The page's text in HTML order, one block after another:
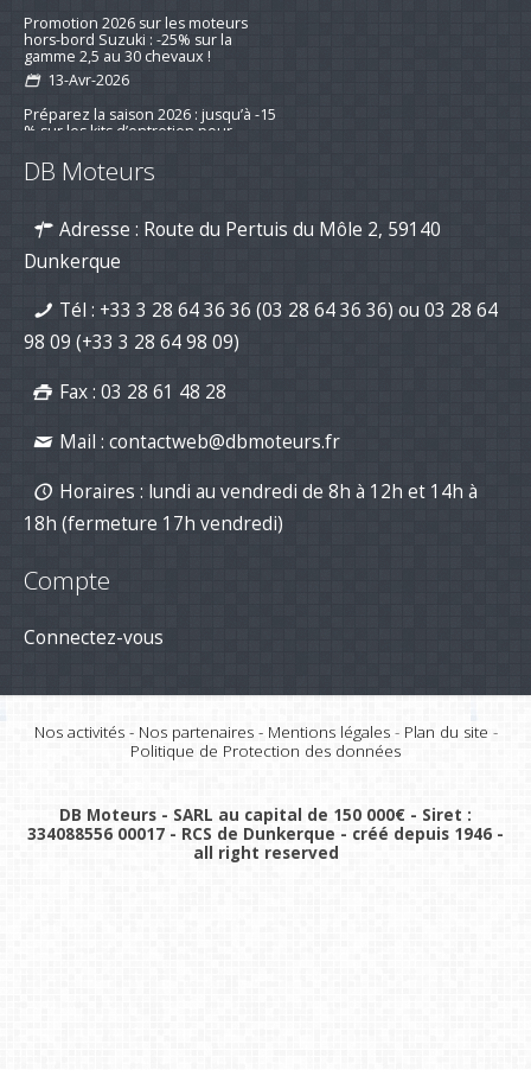
Promotion 2026 sur les moteurs
hors-bord Suzuki : -25% sur la
gamme 2,5 au 30 chevaux !
13-Avr-2026
moteurs de bateau
Nouvelle série "Stealth Line" chez
maintenant avec DB Moteurs !
DB Moteurs vous souhaite une
excellente année 2026, pleine de
projets motorisés !
DB Moteurs
Adresse : Route du Pertuis du Môle 2, 59140
Dunkerque
Tél : +33 3 28 64 36 36 (03 28 64 36 36) ou 03 28 64
98 09 (+33 3 28 64 98 09)
Fax : 03 28 61 48 28
Mail : contactweb@dbmoteurs.fr
Horaires : lundi au vendredi de 8h à 12h et 14h à
18h (fermeture 17h vendredi)
Compte
Connectez-vous
Nos activités- Nos partenaires- Mentions légales- Plan du site -
Politique de Protection des données
DB Moteurs - SARL au capital de 150 000€ - Siret :
334088556 00017 - RCS de Dunkerque - créé depuis 1946 -
all right reserved